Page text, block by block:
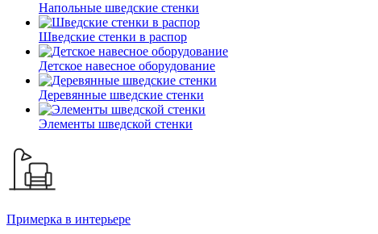
Напольные шведские стенки
Шведские стенки в распор
Детское навесное оборудование
Деревянные шведские стенки
Элементы шведской стенки
Примерка в интерьере